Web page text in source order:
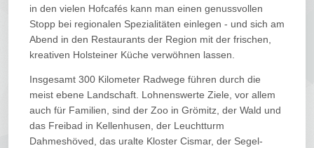
in den vielen Hofcafés kann man einen genussvollen
Stopp bei regionalen Spezialitäten einlegen - und sich am
Abend in den Restaurants der Region mit der frischen,
kreativen Holsteiner Küche verwöhnen lassen.
Insgesamt 300 Kilometer Radwege führen durch die
meist ebene Landschaft. Lohnenswerte Ziele, vor allem
auch für Familien, sind der Zoo in Grömitz, der Wald und
das Freibad in Kellenhusen, der Leuchtturm
Dahmeshöved, das uralte Kloster Cismar, der Segel-